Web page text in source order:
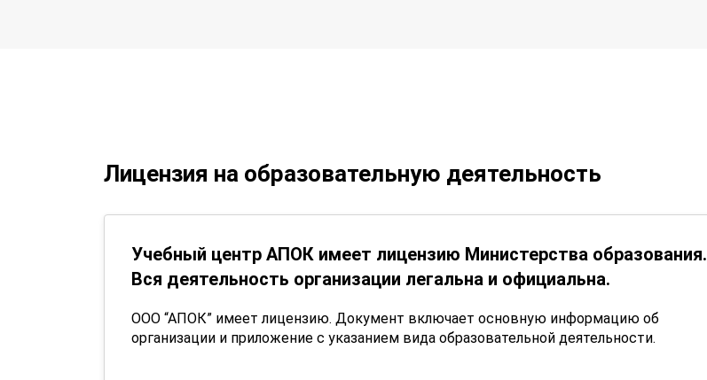
Лицензия на образовательную деятельность
Учебный центр АПОК имеет лицензию Министерства образования.
Вся деятельность организации легальна и официальна.
ООО “АПОК” имеет лицензию. Документ включает основную информацию об
организации и приложение с указанием вида образовательной деятельности.